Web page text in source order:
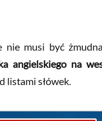
nie musi być
angielskiego na
listami słówek.